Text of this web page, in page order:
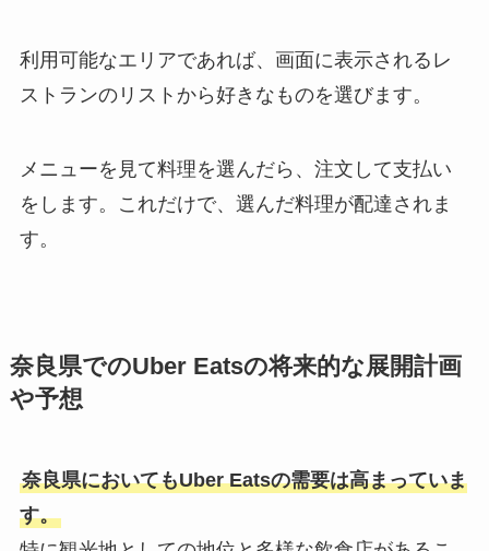
利用可能なエリアであれば、画面に表示されるレ
ストランのリストから好きなものを選びます。
メニューを見て料理を選んだら、注文して支払い
をします。これだけで、選んだ料理が配達されま
す。
奈良県でのUber Eatsの将来的な展開計画
や予想
奈良県においてもUber Eatsの需要は高まっていま
す。